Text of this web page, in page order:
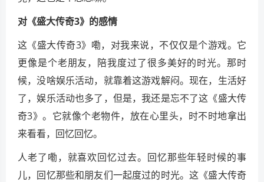
对《盛大传奇3》的感情
这《盛大传奇3》嘞，对我来说，不仅仅是个游戏。它
更像是个老朋友，陪我度过了很多美好的时光。那时
候，没啥娱乐活动，就靠着这游戏解闷。现在，生活好
了，娱乐活动也多了，但是，我还是忘不了这《盛大传
奇3》。它就像个老物件，放在心里头，时不时地拿出
来看看，回忆回忆。
人老了嘞，就喜欢回忆过去。回忆那些年轻时候的事
儿，回忆那些和朋友们一起度过的时光。这《盛大传奇